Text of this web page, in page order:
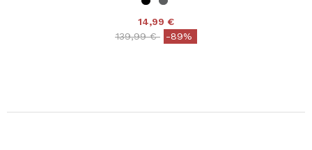
14,99 €
Price reduced from
139,99 €to-89%